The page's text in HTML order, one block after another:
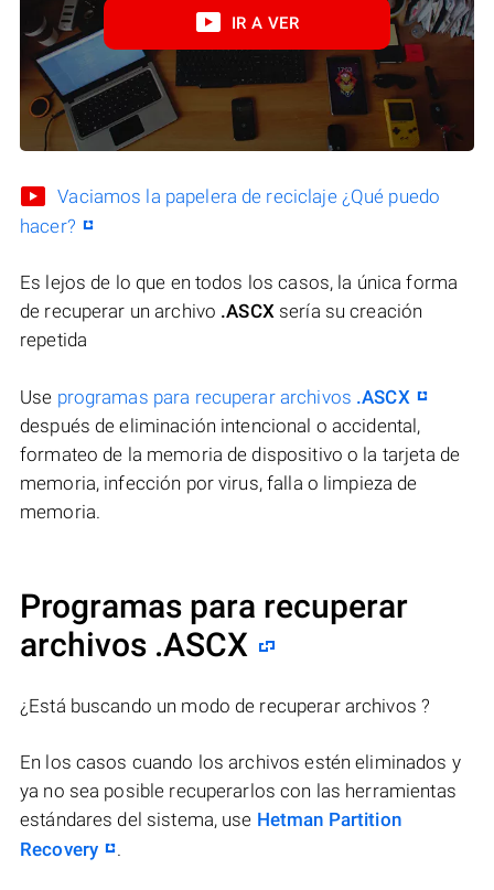
IR A VER
Vaciamos la papelera de reciclaje ¿Qué puedo
hacer?
Es lejos de lo que en todos los casos, la única forma
de recuperar un archivo .ASCXsería su creación
repetida
Use programas para recuperar archivos .ASCX
después de eliminación intencional o accidental,
formateo de la memoria de dispositivo o la tarjeta de
memoria, infección por virus, falla o limpieza de
memoria.
Programas para recuperar
archivos .ASCX
¿Está buscando un modo de recuperar archivos ?
En los casos cuando los archivos estén eliminados y
ya no sea posible recuperarlos con las herramientas
estándares del sistema, use Hetman Partition
Recovery
.